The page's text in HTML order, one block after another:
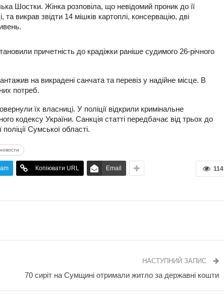
Шостки. Жінка розповіла, що невідомий проник до її
викрав звідти 14 мішків картоплі, консервацію, дві
причетність до крадіжки раніше судимого 26-річного
на викрадені санчата та перевіз у надійне місце. В
потреб.
їх власниці. У поліції відкрили кримінальне
кодексу України. Санкція статті передбачає від трьох до
Сумської області.
114
Копіювати URL Email
НАСТУПНИЙ ЗАПИС
70 сиріт на Сумщині отримали житло за державні кошти